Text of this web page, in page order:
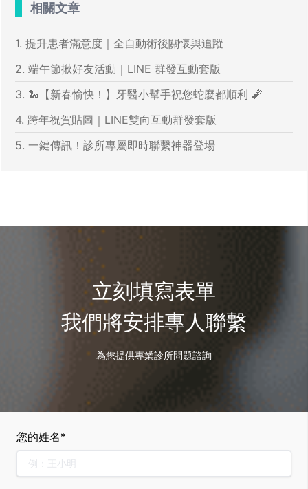
相關文章
1. 提升患者滿意度｜全自動術後關懷與追蹤
2. 端午節揪好友活動｜LINE 群發互動套版
3. 🐍【新春愉快！】牙醫小幫手祝您蛇麼都順利 🧨
4. 跨年祝賀貼圖｜LINE雙向互動群發套版
5. 一鍵傳訊！診所專屬即時聯繫神器登場
立刻填寫表單
我們將安排專人聯繫
為您提供專業診所問題諮詢
您的姓名*